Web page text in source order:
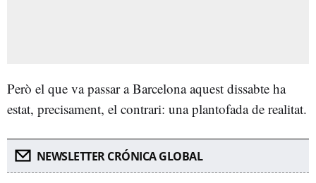
Però el que va passar a Barcelona aquest dissabte ha
estat, precisament, el contrari: una plantofada de realitat.
NEWSLETTER CRÓNICA GLOBAL